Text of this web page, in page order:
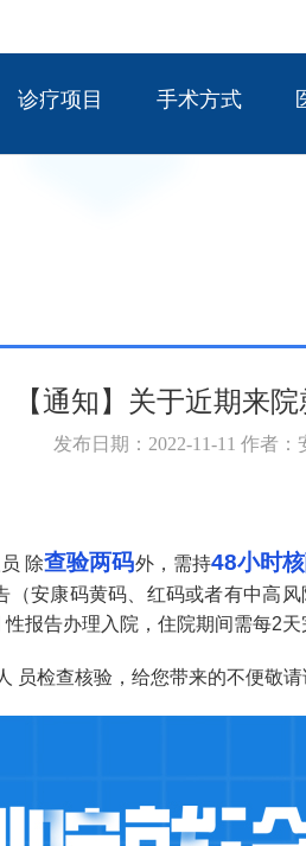
诊疗项目 手术方式
【通知】关于近期来
发布日期：2022-11-11 作者：
除查验两码外，需持48小时
（安康码黄码、红码或者有中高
报告办理入院，住院期间需每2
检查核验，给您带来的不便敬请